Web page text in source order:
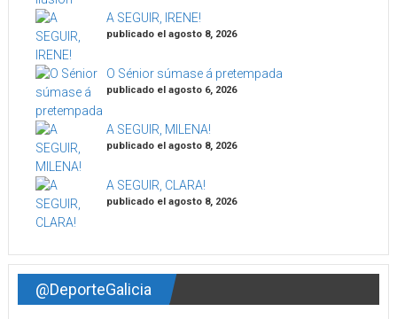
A SEGUIR, IRENE!
publicado el agosto 8, 2026
O Sénior súmase á pretempada
publicado el agosto 6, 2026
A SEGUIR, MILENA!
publicado el agosto 8, 2026
A SEGUIR, CLARA!
publicado el agosto 8, 2026
@DeporteGalicia